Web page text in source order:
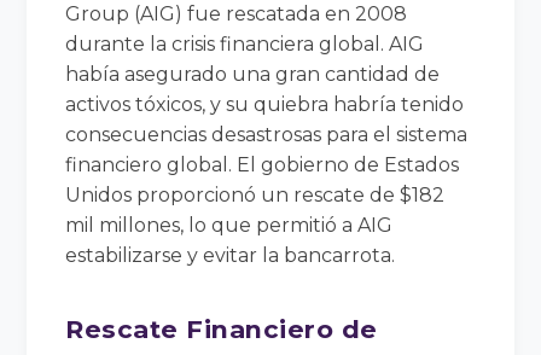
Group (AIG) fue rescatada en 2008
durante la crisis financiera global. AIG
había asegurado una gran cantidad de
activos tóxicos, y su quiebra habría tenido
consecuencias desastrosas para el sistema
financiero global. El gobierno de Estados
Unidos proporcionó un rescate de $182
mil millones, lo que permitió a AIG
estabilizarse y evitar la bancarrota.
Rescate Financiero de